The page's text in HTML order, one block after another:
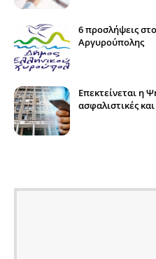
6 προσλήψεις
Αργυρούπολης
Επεκτείνεται η
ασφαλιστικές